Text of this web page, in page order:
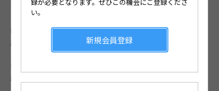
ブリンが出現し、血管炎症状を呈するものである。I型か
らⅢ型まで分類される。一般的にI型は軽症例が多いが、
II型やⅢ型では血管炎を反映して、浸潤を触れる紫斑や
皮下結節、潰瘍を形成する。
【抗リン脂質抗体症候群】リン脂質と血漿蛋白の複合体
に対する自己抗体が生じることにより、全身の動静脈に
血栓塞栓症を生じる疾患である。静脈の変化によりリベ
い。
新規会員登録